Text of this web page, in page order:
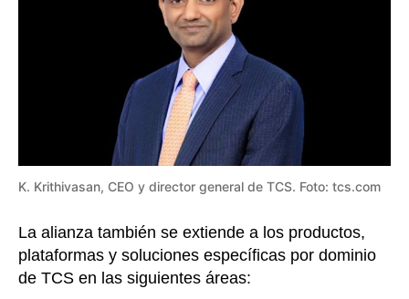
K. Krithivasan, CEO y director general de TCS. Foto: tcs.com
La alianza también se extiende a los productos,
plataformas y soluciones específicas por dominio
de TCS en las siguientes áreas: